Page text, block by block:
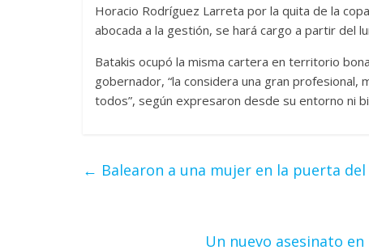
Horacio Rodríguez Larreta por la quita de la
abocada a la gestión, se hará cargo a partir del
Batakis ocupó la misma cartera en territorio
gobernador, “la considera una gran
todos”, según expresaron desde su entorno ni
← Balearon a una mujer en la puerta
Un nuevo asesinato